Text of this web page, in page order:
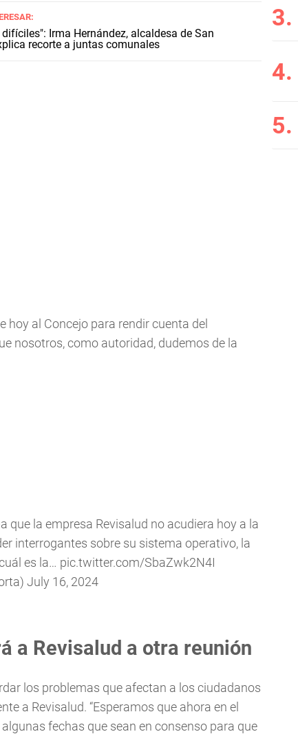
Irma Hernández, alcaldesa de San
recorte a juntas comunales
hoy al Concejo para rendir cuenta del
nosotros, como autoridad, dudemos de la
que la empresa Revisalud no acudiera hoy a la
interrogantes sobre su sistema operativo, la
es la… pic.twitter.com/SbaZwk2N4I
July 16, 2024
a Revisalud a otra reunión
los problemas que afectan a los ciudadanos
a Revisalud. “Esperamos que ahora en el
fechas que sean en consenso para que